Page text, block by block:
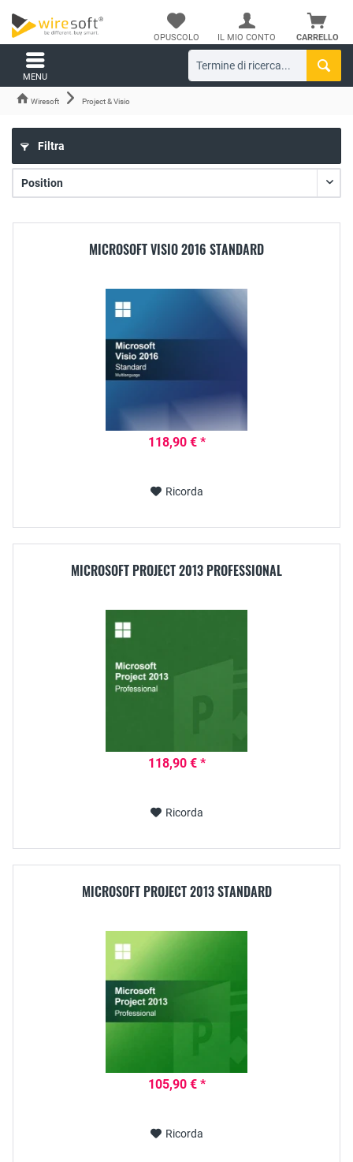
CARRELLO
OPUSCOLO IL MIO CONTO
MENU
Wiresoft Project & Visio
Filtra
MICROSOFT VISIO 2016 STANDARD
118,90 € *
Ricorda
MICROSOFT PROJECT 2013 PROFESSIONAL
118,90 € *
Ricorda
MICROSOFT PROJECT 2013 STANDARD
105,90 € *
Ricorda